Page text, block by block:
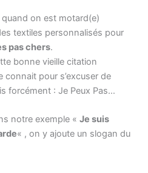
on est motard(e)
textiles personnalisés pour
pas chers.
bonne vieille citation
pour s’excuser de
forcément : Je Peux Pas…
notre exemple « Je suis
« , on y ajoute un slogan du